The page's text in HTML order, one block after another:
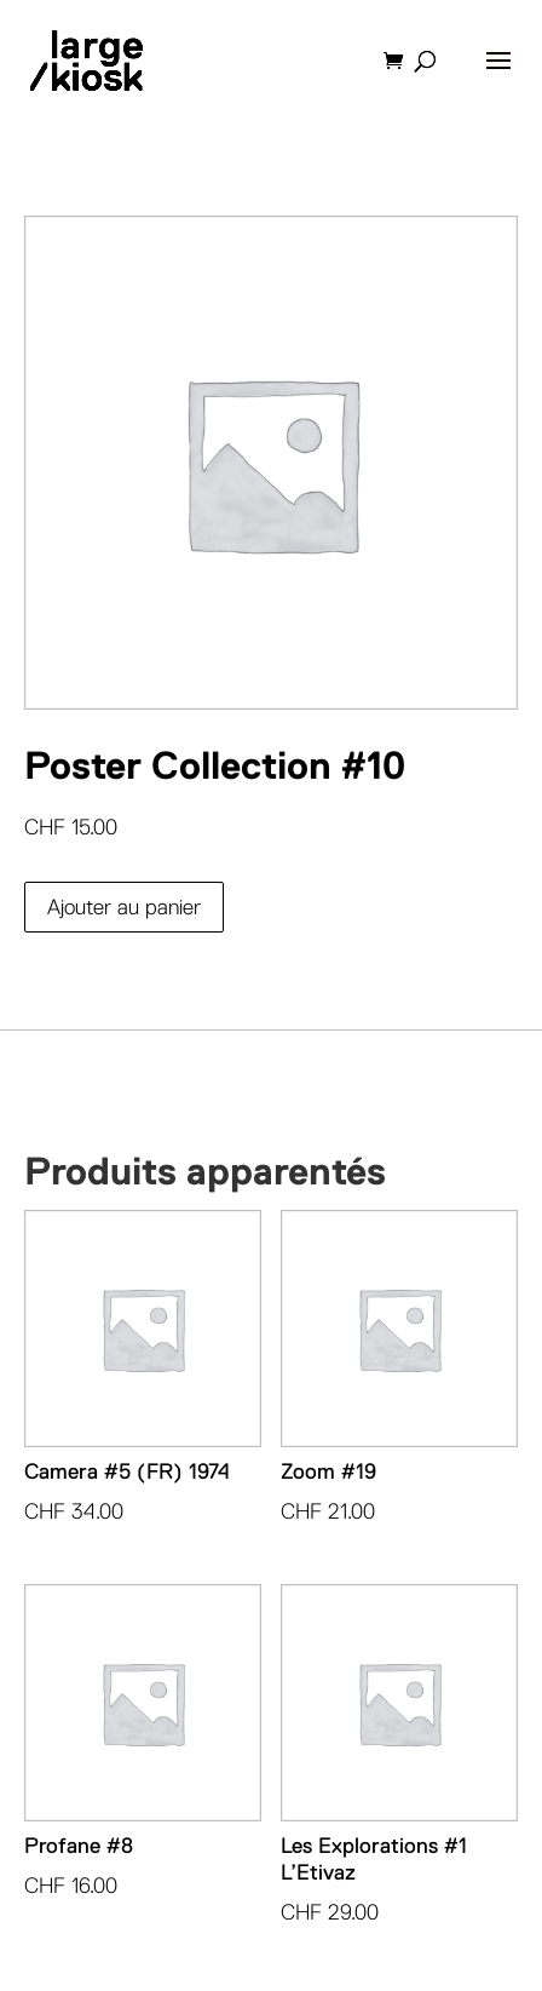
Poster Collection #10
CHF 15.00
Ajouter au panier
Produits apparentés
Camera #5 (FR) 1974
CHF 34.00
Zoom #19
CHF 21.00
Profane #8
CHF 16.00
Les Explorations #1
L’Etivaz
CHF 29.00